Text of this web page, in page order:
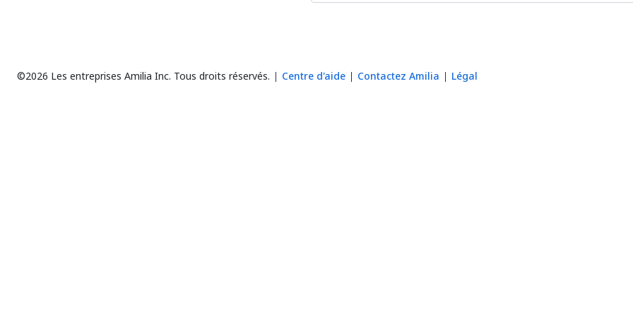
©2026 Les entreprises Amilia Inc. Tous droits réservés. Centre d'aide Contactez Amilia Légal